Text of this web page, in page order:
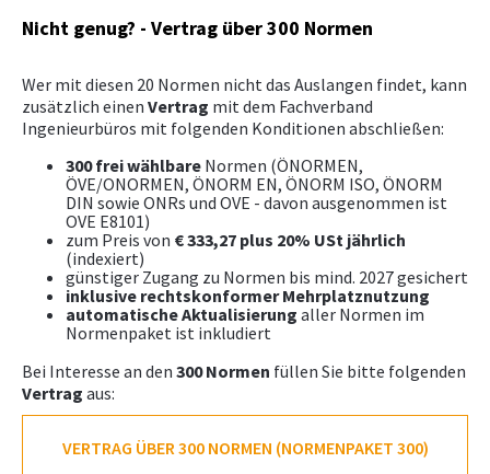
Nicht genug? - Vertrag über 300 Normen
Wer mit diesen 20 Normen nicht das Auslangen findet, kann
zusätzlich einen Vertrag mit dem Fachverband
Ingenieurbüros mit folgenden Konditionen abschließen:
300 frei wählbare Normen (ÖNORMEN,
ÖVE/ONORMEN, ÖNORM EN, ÖNORM ISO, ÖNORM
DIN sowie ONRs und OVE - davon ausgenommen ist
OVE E8101)
zum Preis von € 333,27 plus 20% USt jährlich
(indexiert)
günstiger Zugang zu Normen bis mind. 2027 gesichert
inklusive rechtskonformer Mehrplatznutzung
automatische Aktualisierung aller Normen im
Normenpaket ist inkludiert
Bei Interesse an den 300 Normen füllen Sie bitte folgenden
Vertrag aus:
VERTRAG ÜBER 300 NORMEN (NORMENPAKET 300)